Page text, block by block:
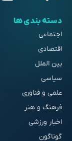
دسته بندی ها
اجتماعی
اقتصادی
بین الملل
سیاسی
علمی و فناوری
فرهنگ و هنر
اخبار ورزشی
گوناگون